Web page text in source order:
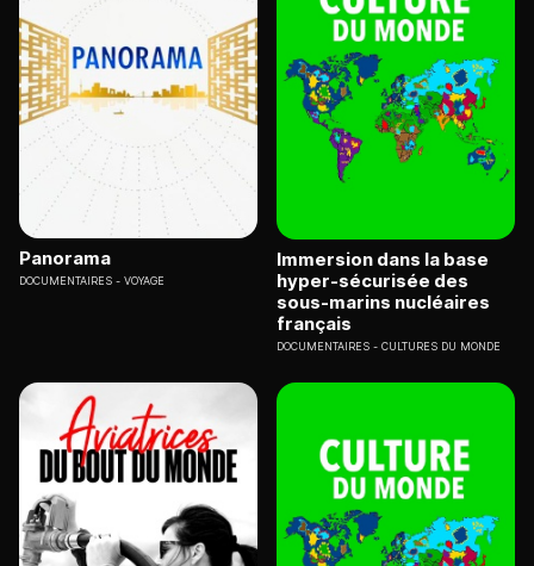
Panorama
DOCUMENTAIRES VOYAGE
Immersion dans la base
hyper-sécurisée des
sous-marins nucléaires
français
DOCUMENTAIRES CULTURES DU MONDE